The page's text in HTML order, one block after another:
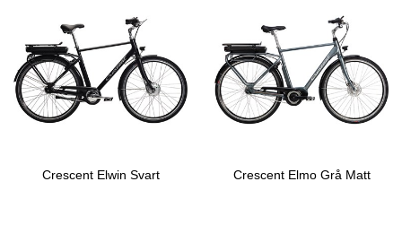
Crescent Elwin Svart Crescent Elmo Grå Matt